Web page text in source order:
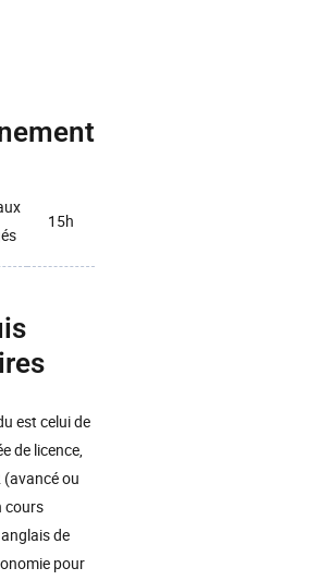
15h
est celui de
de licence,
(avancé ou
cours
de
pour